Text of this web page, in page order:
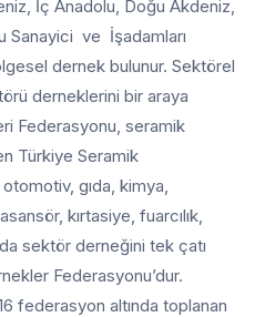
İç Anadolu, Doğu Akdeniz,
Sanayici ve İşadamları
dernek bulunur. Sektörel
derneklerini bir araya
Federasyonu, seramik
Türkiye Seramik
gıda, kimya,
kırtasiye, fuarcılık,
sektör derneğini tek çatı
Federasyonu’dur.
federasyon altında toplanan